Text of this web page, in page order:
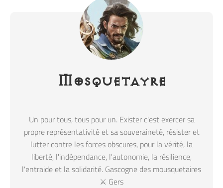
Mosquetayre
Un pour tous, tous pour un. Exister c'est exercer sa
propre représentativité et sa souveraineté, résister et
lutter contre les forces obscures, pour la vérité, la
liberté, l'indépendance, l'autonomie, la résilience,
l'entraide et la solidarité. Gascogne des mousquetaires
⚔️ Gers